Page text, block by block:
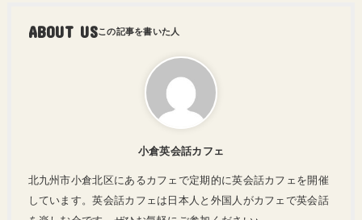
ABOUT US
小倉英会話カフェ
北九州市小倉北区にあるカフェで定期的に英会話カフェを開催
しています。英会話カフェは日本人と外国人がカフェで英会話